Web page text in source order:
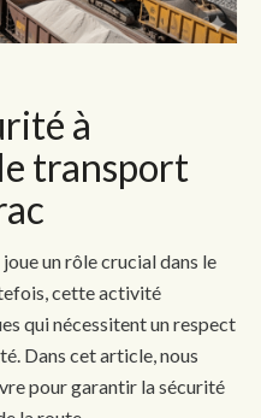
à
transport
un rôle crucial dans le
cette activité
qui nécessitent un respect
Dans cet article, nous
pour garantir la sécurité